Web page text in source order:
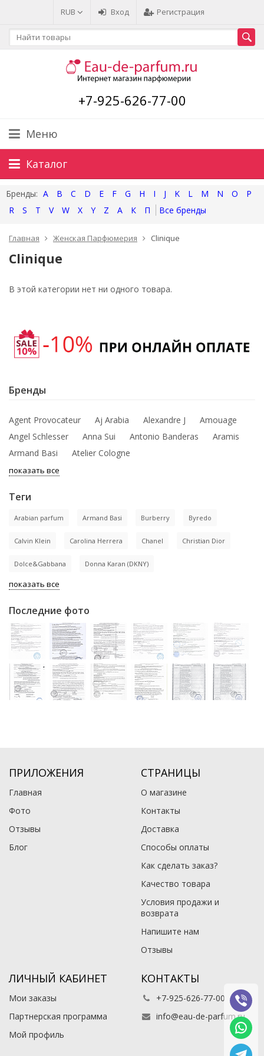
RUB Вход Регистрация
+7-925-626-77-00
Меню
Каталог
A B C D E F G H I J K L M N O
P
R
S T V W X Y Z А К П
Главная Женская Парфюмерия Clinique
Clinique
В этой категории нет ни одного товара.
Бренды
Agent Provocateur Aj Arabia Alexandre J
Amouage
Angel Schlesser
Anna Sui Antonio Banderas
Aramis
Armand Basi
Atelier Cologne
показать все
Теги
Arabian parfum Armand Basi Burberry Byredo
Calvin Klein Carolina Herrera Chanel Christian Dior
Dolce&Gabbana Donna Karan (DKNY)
показать все
Последние фото
ПРИЛОЖЕНИЯ
Главная
Фото
Отзывы
Блог
СТРАНИЦЫ
О магазине
Контакты
Доставка
Способы оплаты
Как сделать заказ?
Качество товара
Условия продажи и
возврата
Напишите нам
Отзывы
ЛИЧНЫЙ КАБИНЕТ
Мои заказы
Партнерская программа
Мой профиль
КОНТАКТЫ
+7-925-626-77-00
info@eau-de-parfum.ru